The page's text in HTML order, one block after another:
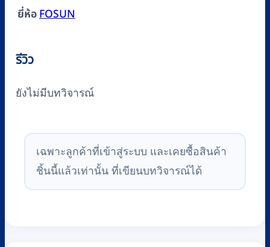
ยี่ห้อ FOSUN
รีวิว
ยังไม่มีบทวิจารณ์
เฉพาะลูกค้าที่เข้าสู่ระบบ และเคยซื้อสินค้า
ชิ้นนี้แล้วเท่านั้น ที่เขียนบทวิจารณ์ได้